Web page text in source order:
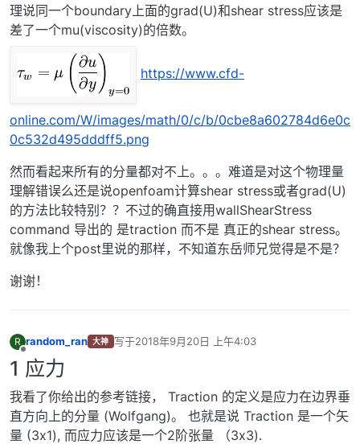
理说同一个boundary上面的grad(U)和shear stress应该是
差了一个mu(viscosity)的倍数。
https://www.cfd-
online.com/W/images/math/0/c/b/0cbe8a602784d6e0c
0c532d495dddff5.png
然而看起来所有的分量都对不上。。。难道是对这个物理量
理解错误么还是说openfoam计算shear stress或者grad(U)
的方法比较特别？？不过的确直接用wallShearStress
command 导出的 是traction 而不是 真正的shear stress。
就像我上个post里说的那样，不知道东岳师兄觉得是不是？
谢谢！
R
离线
random_ran 大神 写于2018年9月20日 上午4:03
最后由 编辑
1 应力
我看了你给出的参考链接， Traction 的定义是应力在边界垂
直方向上的分量 (Wolfgang)。 也就是说 Traction 是一个矢
量 (3x1), 而应力应该是一个2阶张量 （3x3).